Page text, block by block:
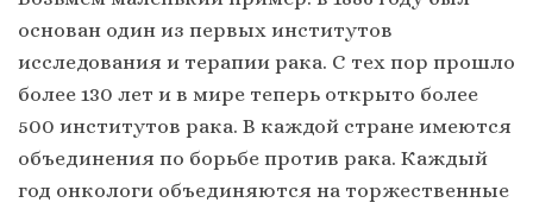
основан один из первых институтов
исследования и терапии рака. С тех пор прошло
более 130 лет и в мире теперь открыто более
500 институтов рака. В каждой стране имеются
объединения по борьбе против рака. Каждый
год онкологи объединяются на торжественные